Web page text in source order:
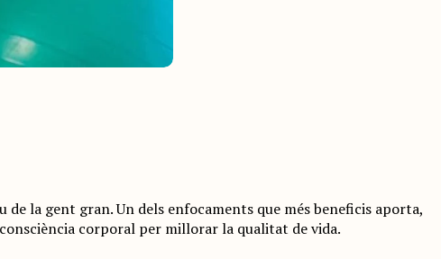
la gent gran. Un dels enfocaments que més beneficis aporta,
corporal per millorar la qualitat de vida.